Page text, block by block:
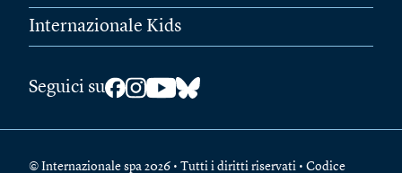
Internazionale Kids
Seguici su
© Internazionale spa 2026 • Tutti i diritti riservati • Codice